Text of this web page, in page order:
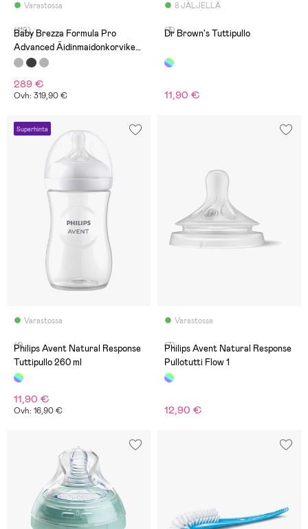
Varastossa
(119)
Baby Brezza Formula Pro
Advanced Äidinmaidonkorvike-
Ja Vellikone, White
289 €
Ovh: 319,90 €
8 JÄLJELLÄ
(3)
Dr Brown's Tuttipullo
11,90 €
Superhinta
Varastossa
(1)
Philips Avent Natural Response
Tuttipullo 260 ml
11,90 €
Ovh: 16,90 €
Varastossa
(7)
Philips Avent Natural Response
Pullotutti Flow 1
12,90 €